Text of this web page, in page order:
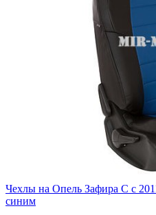
Чехлы на Опель Зафира С с
синим